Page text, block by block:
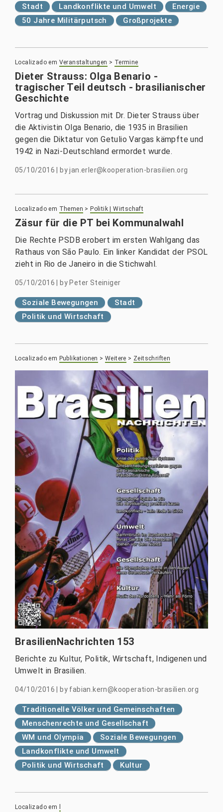
Stadt
Landkonflikte und Umwelt
Energie
50 Jahre Militärputsch
Großprojekte
Localizado em Veranstaltungen > Termine
Dieter Strauss: Olga Benario -
tragischer Teil deutsch - brasilianischer
Geschichte
Vortrag und Diskussion mit Dr. Dieter Strauss über
die Aktivistin Olga Benario, die 1935 in Brasilien
gegen die Diktatur von Getulio Vargas kämpfte und
1942 in Nazi-Deutschland ermordet wurde.
05/10/2016 byjan.erler@kooperation-brasilien.org
Localizado em Themen > Politik | Wirtschaft
Zäsur für die PT bei Kommunalwahl
Die Rechte PSDB erobert im ersten Wahlgang das
Rathaus von São Paulo. Ein linker Kandidat der PSOL
zieht in Rio de Janeiro in die Stichwahl.
05/10/2016 by Peter Steiniger
Soziale Bewegungen
Stadt
Politik und Wirtschaft
Localizado em Publikationen >Weitere > Zeitschriften
BrasilienNachrichten 153
Berichte zu Kultur, Politik, Wirtschaft, Indigenen und
Umwelt in Brasilien.
04/10/2016 by fabian.kern@kooperation-brasilien.org
Traditionelle Völker und Gemeinschaften
Menschenrechte und Gesellschaft
WM und Olympia
Soziale Bewegungen
Landkonflikte und Umwelt
Politik und Wirtschaft
Kultur
Localizado em